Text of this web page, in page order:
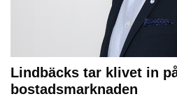
Lindbäcks tar klivet in
bostadsmarknaden